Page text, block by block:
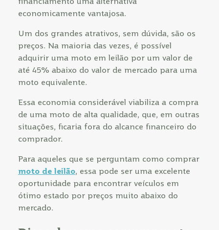
economicamente vantajosa.
Um dos grandes atrativos, sem dúvida, são os
preços. Na maioria das vezes, é possível
adquirir uma moto em leilão por um valor de
até 45% abaixo do valor de mercado para uma
moto equivalente.
Essa economia considerável viabiliza a compra
de uma moto de alta qualidade, que, em outras
situações, ficaria fora do alcance financeiro do
comprador.
Para aqueles que se perguntam como comprar
moto de leilão, essa pode ser uma excelente
oportunidade para encontrar veículos em
ótimo estado por preços muito abaixo do
mercado.